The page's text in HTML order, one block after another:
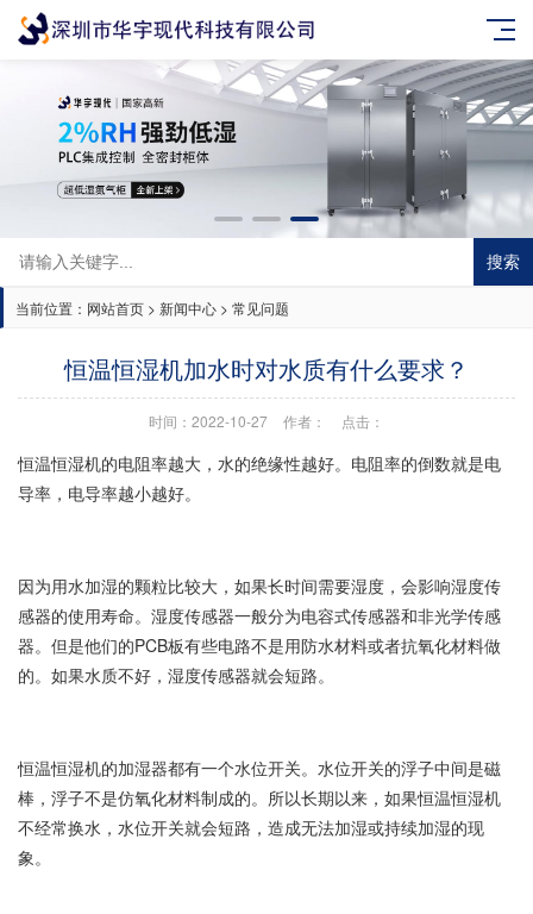
搜索
当前位置： 网站首页 > 新闻中心 > 常见问题
恒温恒湿机加水时对水质有什么要求？
时间：2022-10-27 作者： 点击：
恒温恒湿机的电阻率越大，水的绝缘性越好。电阻率的倒数就是电
导率，电导率越小越好。
因为用水加湿的颗粒比较大，如果长时间需要湿度，会影响湿度传
感器的使用寿命。湿度传感器一般分为电容式传感器和非光学传感
器。但是他们的PCB板有些电路不是用防水材料或者抗氧化材料做
的。如果水质不好，湿度传感器就会短路。
恒温恒湿机的加湿器都有一个水位开关。水位开关的浮子中间是磁
棒，浮子不是仿氧化材料制成的。所以长期以来，如果恒温恒湿机
不经常换水，水位开关就会短路，造成无法加湿或持续加湿的现
象。